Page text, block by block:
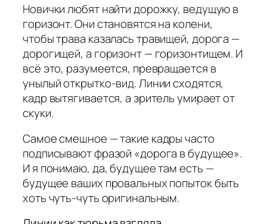
Новички любят найти дорожку, ведущую в
горизонт. Они становятся на колени,
чтобы трава казалась травищей, дорога —
дорогищей, а горизонт — горизонтищем. И
всё это, разумеется, превращается в
унылый открытко-вид. Линии сходятся,
кадр вытягивается, а зритель умирает от
скуки.
Самое смешное — такие кадры часто
подписывают фразой «дорога в будущее».
И я понимаю, да, будущее там есть —
будущее ваших провальных попыток быть
хоть чуть-чуть оригинальным.